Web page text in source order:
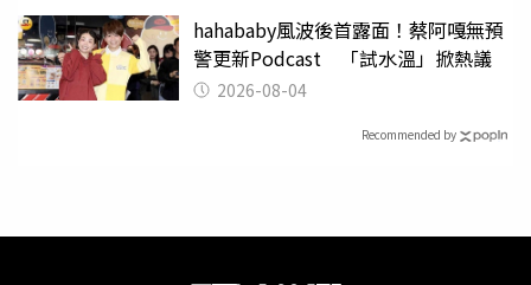
hahababy風波後首露面！蔡阿嘎無預
警更新Podcast 「試水溫」掀熱議
2026-08-04
Recommended by